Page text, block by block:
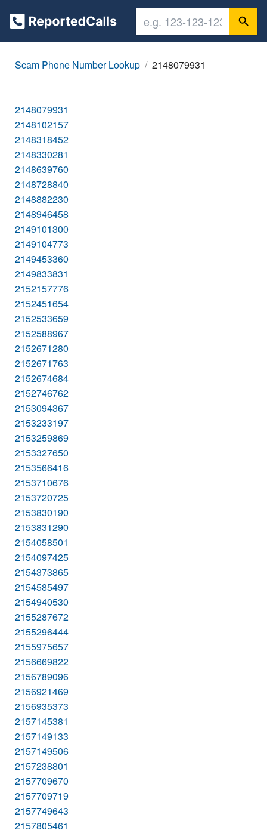
Scam Phone Number Lookup 2148079931
2148079931
2148102157
2148318452
2148330281
2148639760
2148728840
2148882230
2148946458
2149101300
2149104773
2149453360
2149833831
2152157776
2152451654
2152533659
2152588967
2152671280
2152671763
2152674684
2152746762
2153094367
2153233197
2153259869
2153327650
2153566416
2153710676
2153720725
2153830190
2153831290
2154058501
2154097425
2154373865
2154585497
2154940530
2155287672
2155296444
2155975657
2156669822
2156789096
2156921469
2156935373
2157145381
2157149133
2157149506
2157238801
2157709670
2157709719
2157749643
2157805461